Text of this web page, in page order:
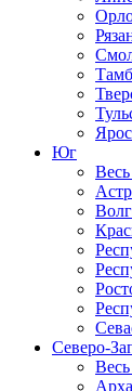
Юг
Северо-